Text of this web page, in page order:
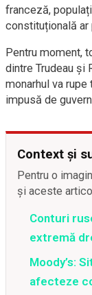
franceză,
constituțională ar
Pentru moment,
dintre Trudeau și
monarhul va
impusă de
Context și
Pentru o
și aceste
Conturi
extremă
Moody’s:
afecteze